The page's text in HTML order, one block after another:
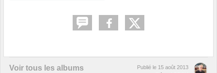
Voir tous les albums
Publié le 15 août 2013